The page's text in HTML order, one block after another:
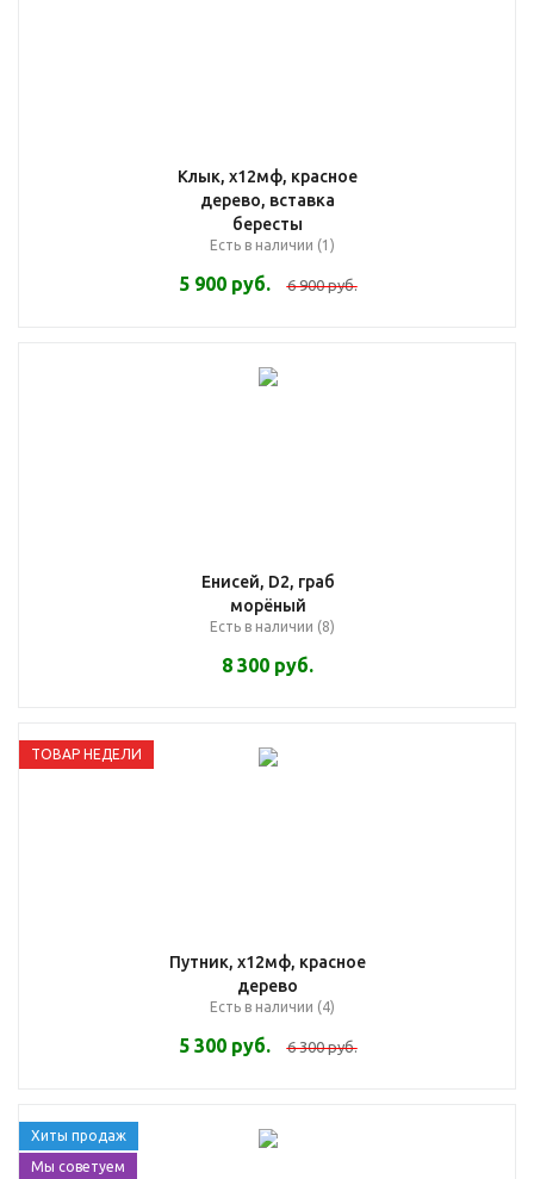
Клык, х12мф, красное
дерево, вставка
бересты
Есть в наличии (1)
5 900руб. 6 900руб.
Енисей, D2, граб
морёный
Есть в наличии (8)
8 300 руб.
ТОВАР НЕДЕЛИ
Путник, х12мф, красное
дерево
Есть в наличии (4)
5 300руб. 6 300руб.
Хиты продаж
Мы советуем